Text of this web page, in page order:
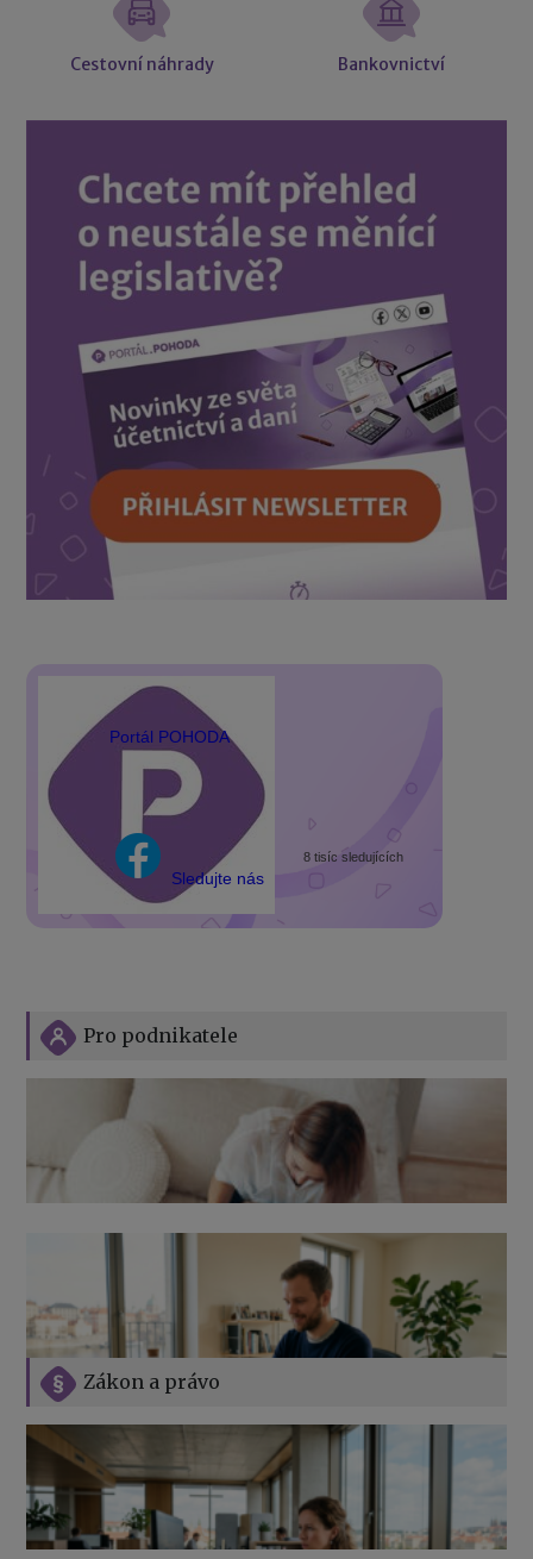
Cestovní náhrady Bankovnictví
Portál POHODA
Sledujte nás
8 tisíc sledujících
Zákon a právo
Pro podnikatele
Jak na podnikání při rodičovské dovolené
Přehledy pro OSSZ a zdravotní pojišťovny – jak na ně
v roce 2026